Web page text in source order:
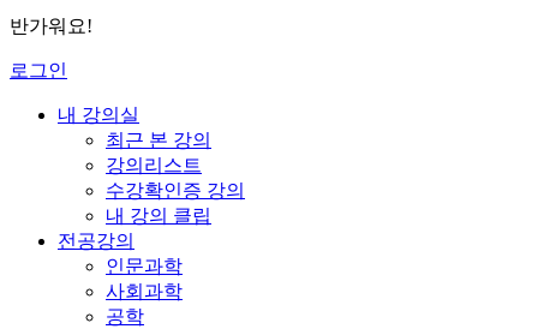
반가워요!
로그인
내 강의실
최근 본 강의
강의리스트
수강확인증 강의
내 강의 클립
전공강의
인문과학
사회과학
공학